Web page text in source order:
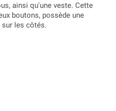
ainsi qu'une veste. Cette
boutons, possède une
sur les côtés.